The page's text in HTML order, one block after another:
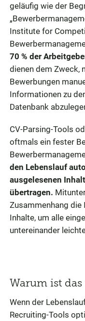
geläufig wie der
Institute for
70 % der
dienen dem Zweck,
Bewerbungen
Informationen zu
Datenbank
CV-Parsing-Tools
oftmals ein fester
den Lebenslauf
ausgelesenen
übertragen.
Zusammenhang
Inhalte, um alle
untereinander
Warum ist
Wenn der
Recruiting-Tools